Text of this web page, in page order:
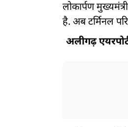
लोकार्पण
है. अब टर्मिनल
अलीगढ़